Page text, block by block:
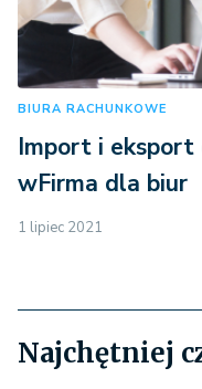
BIURA RACHUNKOWE
Import i
wFirma dla biur
1 lipiec 2021
Najchętniej